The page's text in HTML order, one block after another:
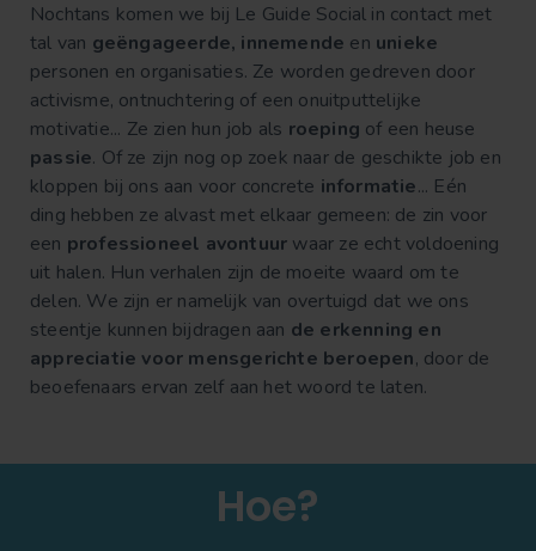
Nochtans komen we bij Le Guide Social in contact met
tal van geëngageerde, innemende en unieke
personen en organisaties. Ze worden gedreven door
activisme, ontnuchtering of een onuitputtelijke
motivatie... Ze zien hun job als roeping of een heuse
passie. Of ze zijn nog op zoek naar de geschikte job en
kloppen bij ons aan voor concrete informatie... Eén
ding hebben ze alvast met elkaar gemeen: de zin voor
een professioneel avontuur waar ze echt voldoening
uit halen. Hun verhalen zijn de moeite waard om te
delen. We zijn er namelijk van overtuigd dat we ons
steentje kunnen bijdragen aan de erkenning en
appreciatie voor mensgerichte beroepen, door de
beoefenaars ervan zelf aan het woord te laten.
Hoe?